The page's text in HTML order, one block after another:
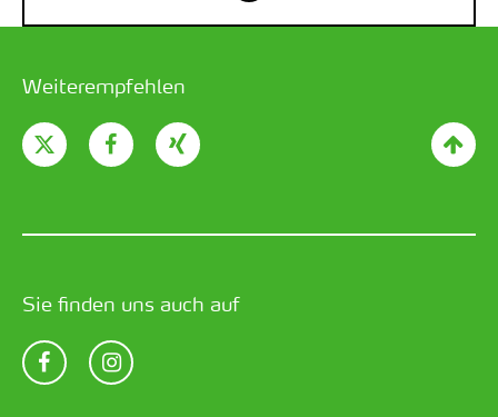
Weiterempfehlen
Sie finden uns auch auf